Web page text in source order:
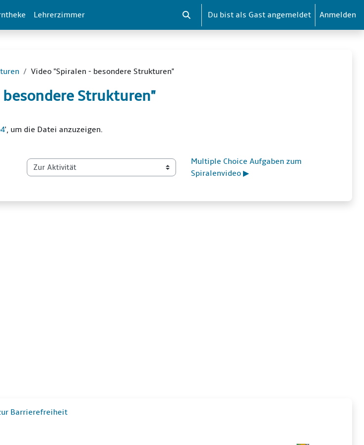
Lehrerzimmer
Sucheingabe umschalten
Du bist als Gast angemeldet Anmelden
Video "Spiralen - besondere Strukturen"
Strukturen"
', um die Datei anzuzeigen.
Zur Aktivität
Multiple Choice Aufgaben zum
Spiralenvideo ▶︎
Barrierefreiheit